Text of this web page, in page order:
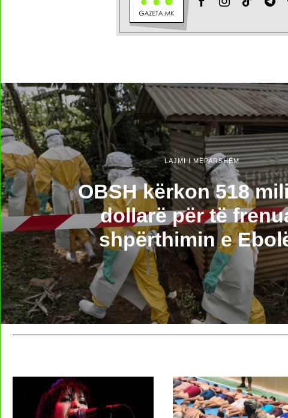
LAJMI I MËPARSHËM
OBSH kërkon 518
dollarë për të
shpërthimin e